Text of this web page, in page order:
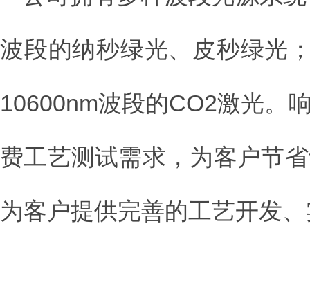
波段的纳秒绿光、皮秒绿光
10600nm波段的CO2激光。
费工艺测试需求，为客户节
为客户提供完善的工艺开发